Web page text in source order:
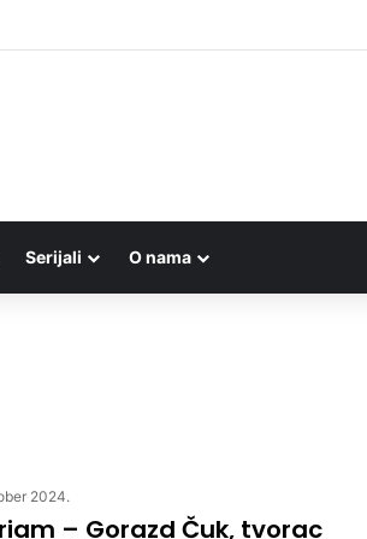
sedam zemalja održali javni čas na Trgu ispred
Serijali O nama
2024.
– Gorazd Čuk, tvorac